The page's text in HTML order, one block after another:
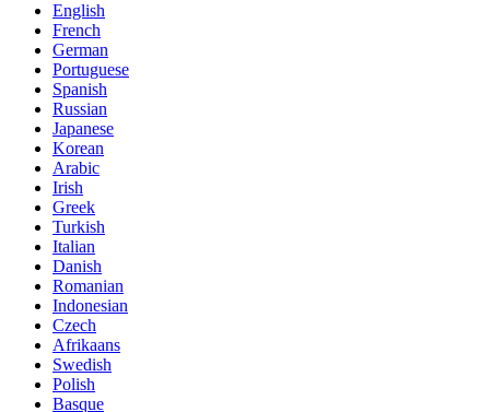
English
French
German
Portuguese
Spanish
Russian
Japanese
Korean
Arabic
Irish
Greek
Turkish
Italian
Danish
Romanian
Indonesian
Czech
Afrikaans
Swedish
Polish
Basque